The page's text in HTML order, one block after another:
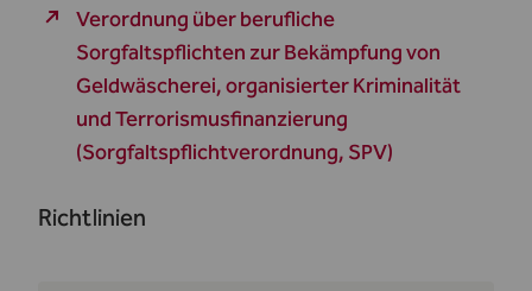
Verordnung über berufliche
Sorgfaltspflichten zur Bekämpfung von
Geldwäscherei, organisierter Kriminalität
und Terrorismusfinanzierung
(Sorgfaltspflichtverordnung, SPV)
Richtlinien